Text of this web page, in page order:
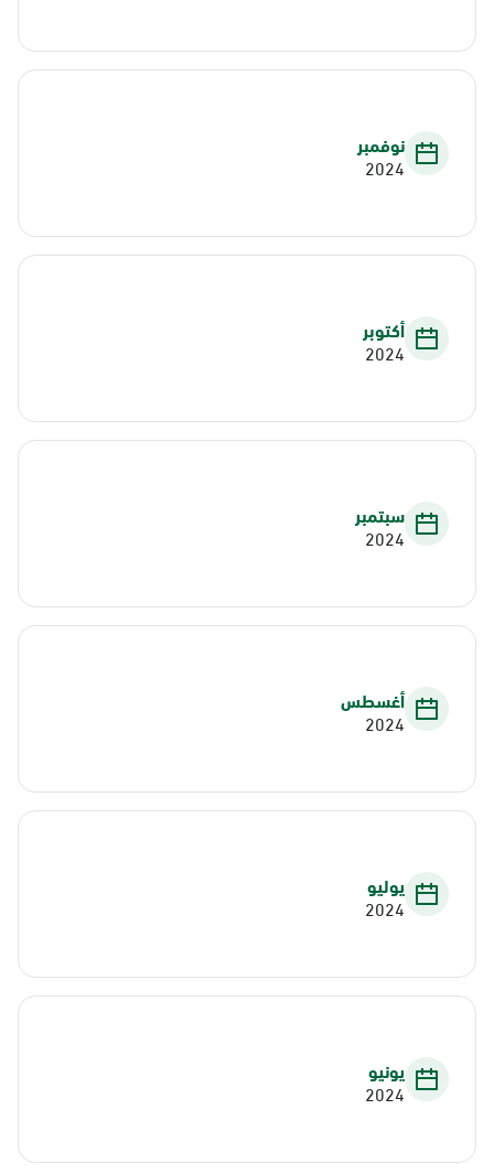
نوفمبر
2024
أكتوبر
2024
سبتمبر
2024
أغسطس
2024
يوليو
2024
يونيو
2024